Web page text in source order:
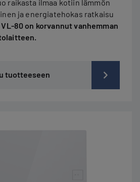
raikasta ilmaa kotiin lämmön
ja energiatehokas ratkaisu
VL-80 on korvannut vanhemman
tuotteeseen